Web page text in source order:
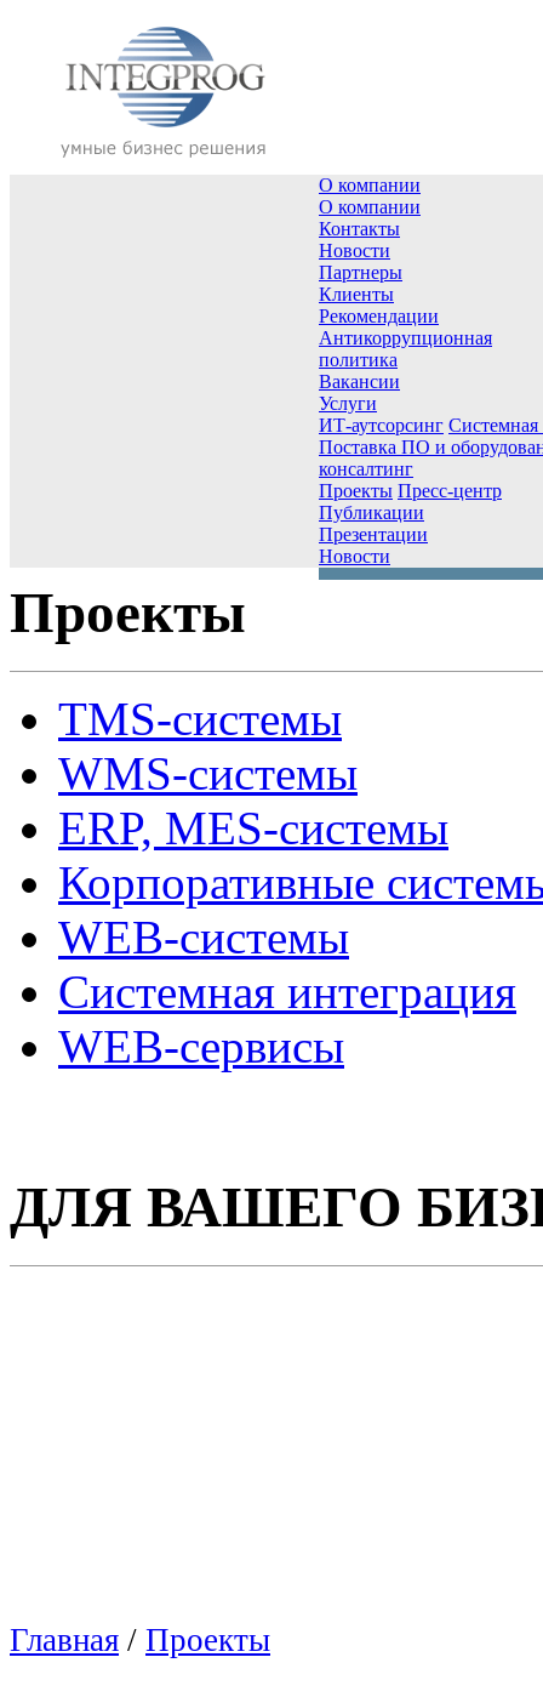
О компании
О компании
Контакты
Новости
Партнеры
Клиенты
Рекомендации
Антикоррупционная
политика
Вакансии
Услуги
ИТ-аутсорсинг Системная
Поставка ПО и
консалтинг
Проекты Пресс-центр
Публикации
Презентации
Новости
Проекты
TMS-системы
WMS-системы
ERP, MES-системы
Корпоративные
WEB-системы
Системная интеграция
WEB-сервисы
ДЛЯ ВАШЕГО
Главная / Проекты